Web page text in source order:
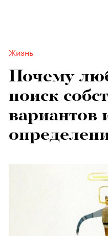
Жизнь
Почему
поиск
вариантов